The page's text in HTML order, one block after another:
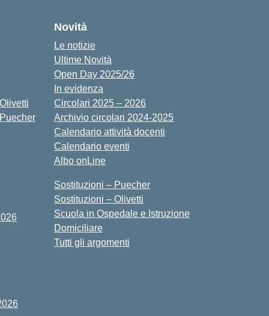
Novità
Le notizie
Ultime Novità
Open Day 2025/26
In evidenza
Circolari 2025 – 2026
Archivio circolari 2024-2025
Calendario attività docenti
Calendario eventi
Albo onLine
Sostituzioni – Puecher
Sostituzioni – Olivetti
Scuola in Ospedale e Istruzione
Domiciliare
Tutti gli argomenti